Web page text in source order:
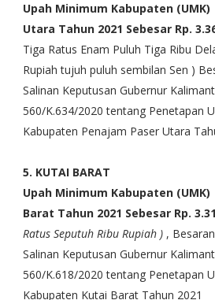
Upah Minimum Kabupaten (UMK)
Utara Tahun 2021 Sebesar Rp.
Tiga Ratus Enam Puluh Tiga Ribu
Rupiah tujuh puluh sembilan Sen )
Salinan Keputusan Gubernur
560/K.634/2020 tentang Penetapan
Kabupaten Penajam Paser Utara
5. KUTAI BARAT
Upah Minimum Kabupaten (UMK)
Barat Tahun 2021 Sebesar Rp.
Ratus Seputuh Ribu Rupiah ),
Salinan Keputusan Gubernur
560/K.618/2020 tentang Penetapan
Kabupaten Kutai Barat Tahun 2021